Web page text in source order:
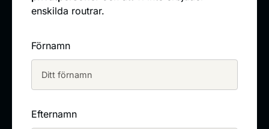
enskilda routrar.
Förnamn
Efternamn